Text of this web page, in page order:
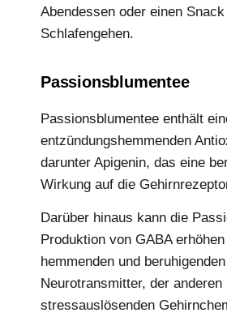
Abendessen oder einen
Schlafengehen.
Passionsblumentee
Passionsblumentee enthält
entzündungshemmenden
darunter Apigenin, das eine
Wirkung auf die
Darüber hinaus kann die
Produktion von GABA
hemmenden und beruhigenden
Neurotransmitter, der anderen
stressauslösenden